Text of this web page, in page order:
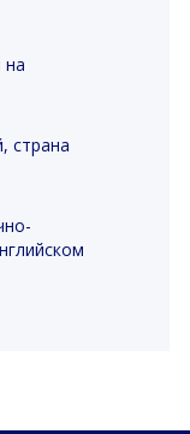
на
страна